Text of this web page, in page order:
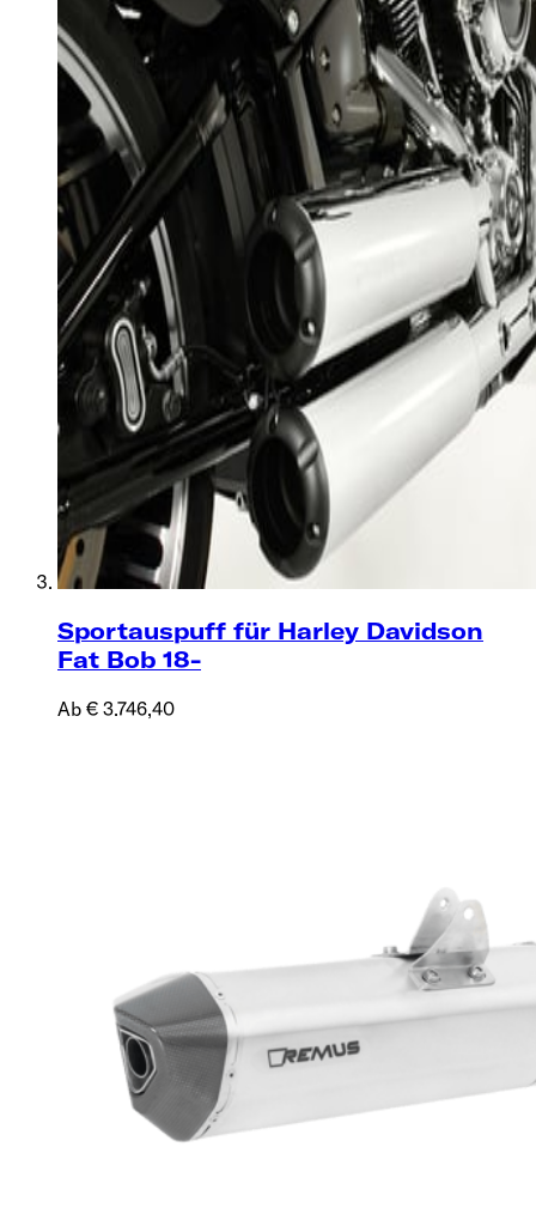
Sportauspuff für Harley Davidson
Fat Bob 18-
Ab € 3.746,40